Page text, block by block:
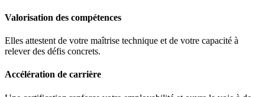
Valorisation des compétences
Elles attestent de votre maîtrise technique et de votre capacité à
relever des défis concrets.
Accélération de carrière